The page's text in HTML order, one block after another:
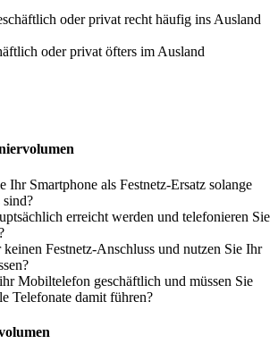
oder privat recht häufig ins Ausland
oder privat öfters im Ausland
Ihr Smartphone als Festnetz-Ersatz solange
sind?
erreicht werden und telefonieren Sie
keinen Festnetz-Anschluss und nutzen Sie Ihr
Mobiltelefon geschäftlich und müssen Sie
Telefonate damit führen?